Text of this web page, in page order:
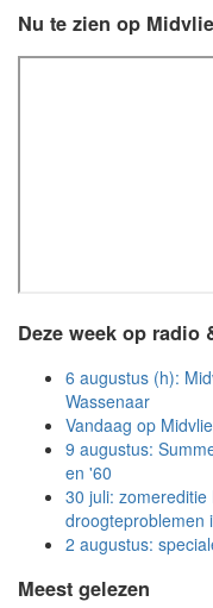
Nu te zien op
Deze week op radio
6 augustus (h):
Wassenaar
Vandaag op
9 augustus:
en '60
30 juli:
droogteproblemen
2 augustus:
Meest gelezen